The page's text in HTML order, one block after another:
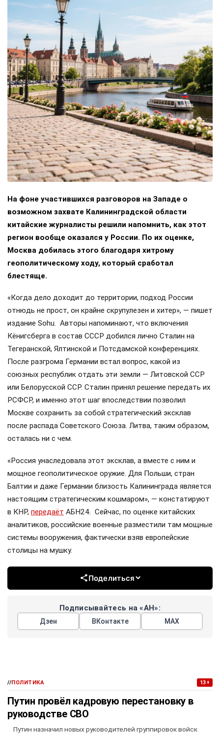
На фоне участившихся разговоров на Западе о
возможном захвате Калининградской области
китайские журналисты решили напомнить, как этот
регион вообще оказался у России. По их оценке,
Москва добилась этого благодаря хитрому
геополитическому ходу, который сработал
блестяще.
«Когда дело доходит до территории, подход России
отнюдь не прост, он крайне скрупулезен и хитер», — пишет
издание Sohu. Авторы напоминают, что включения
Кёнигсберга в состав СССР добился лично Сталин на
Тегеранской, Ялтинской и Потсдамской конференциях.
После разгрома Германии встал вопрос, какой из
союзных республик отдать эти земли — Литовской ССР
или Белорусской ССР. Сталин принял решение передать их
РСФСР, и именно этот шаг впоследствии позволил
Москве сохранить за собой стратегический эксклав
после распада Советского Союза. Литва, таким образом,
осталась ни с чем.
«Россия унаследовала этот эксклав, а вместе с ним и
мощное геополитическое оружие. Для Польши, стран
Балтии и даже Германии близость Калининграда является
настоящим стратегическим кошмаром», — констатируют
в КНР, передаёт АБН24. Сейчас, по оценке китайских
аналитиков, российские военные разместили там мощные
системы вооружения, фактически взяв европейские
столицы на мушку.
Поделиться
Подписывайтесь на «АН»:
Дзен ВКонтакте МАХ
//ПОЛИТИКА 13+
Путин провёл кадровую перестановку в
руководстве СВО
Путин назначил новых руководителей группировок войск